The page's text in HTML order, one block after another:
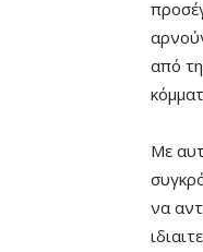
από
Με
να